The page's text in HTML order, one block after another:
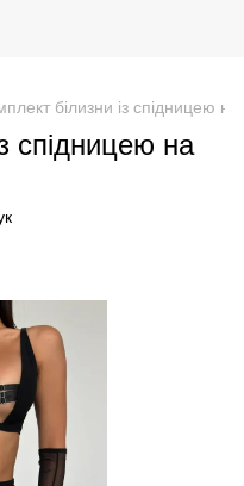
білизни із спідницею на
спідницею на